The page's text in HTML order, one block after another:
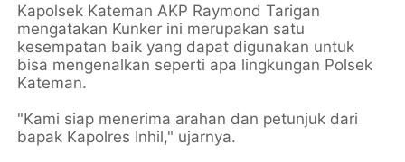
Kapolsek Kateman AKP Raymond Tarigan
mengatakan Kunker ini merupakan satu
kesempatan baik yang dapat digunakan untuk
bisa mengenalkan seperti apa lingkungan Polsek
Kateman.
"Kami siap menerima arahan dan petunjuk dari
bapak Kapolres Inhil," ujarnya.